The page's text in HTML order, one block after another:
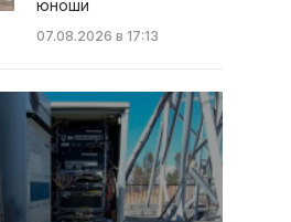
юноши
07.08.2026 в 17:13